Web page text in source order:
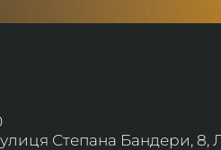
Степана Бандери, 8,